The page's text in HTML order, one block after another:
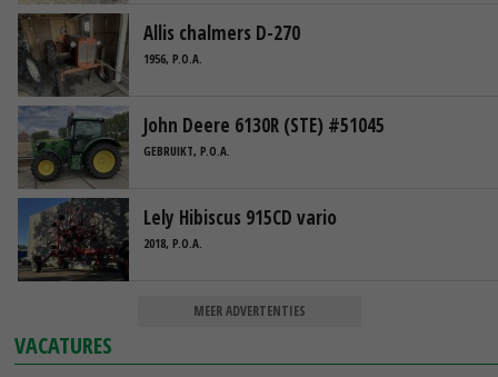
Allis chalmers D-270
1956, P.O.A.
John Deere 6130R (STE) #51045
GEBRUIKT, P.O.A.
Lely Hibiscus 915CD vario
2018, P.O.A.
MEER ADVERTENTIES
VACATURES